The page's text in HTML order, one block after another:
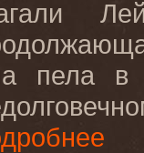
пела в